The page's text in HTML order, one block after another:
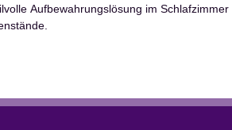
Aufbewahrungslösung im